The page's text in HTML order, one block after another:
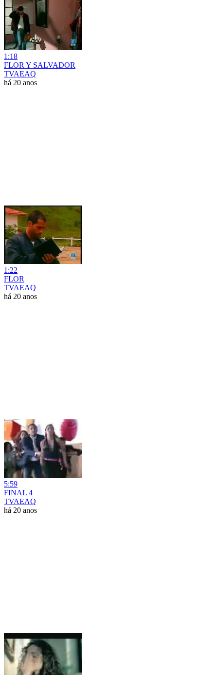
1:18
FLOR Y SALVADOR
TVAEAQ
há 20 anos
1:22
FLOR
TVAEAQ
há 20 anos
5:59
FINAL 4
TVAEAQ
há 20 anos